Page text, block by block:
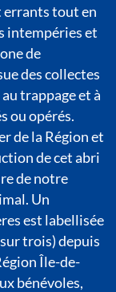
errants tout en
intempéries et
de
des collectes
trappage et à
ou opérés.
de la Région et
de cet abri
de notre
Un
est labellisée
trois) depuis
Île-de-
bénévoles,